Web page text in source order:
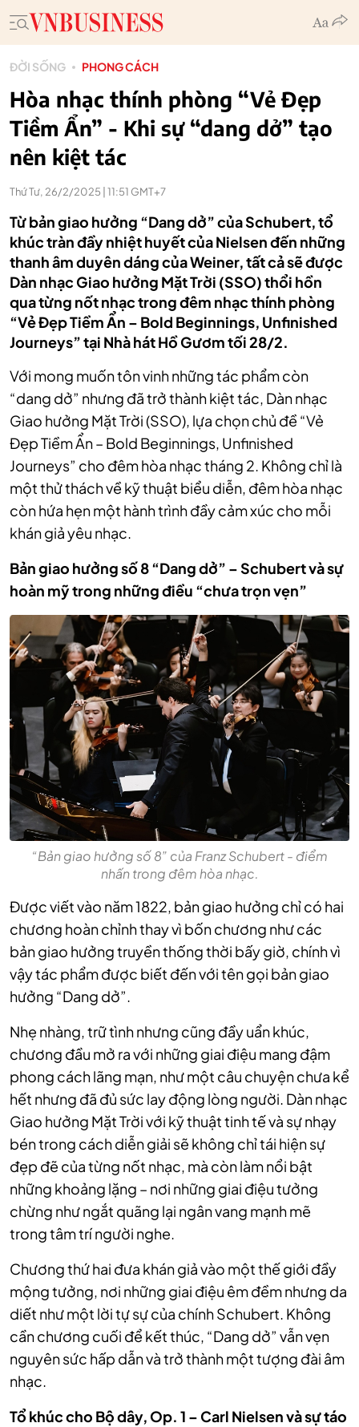
ĐỜI SỐNG PHONG CÁCH
Hòa nhạc thính phòng “Vẻ Đẹp
Tiềm Ẩn” - Khi sự “dang dở” tạo
nên kiệt tác
Thứ Tư, 26/2/2025 | 11:51 GMT+7
Từ bản giao hưởng “Dang dở” của Schubert, tổ
khúc tràn đầy nhiệt huyết của Nielsen đến những
thanh âm duyên dáng của Weiner, tất cả sẽ được
Dàn nhạc Giao hưởng Mặt Trời (SSO) thổi hồn
qua từng nốt nhạc trong đêm nhạc thính phòng
“Vẻ Đẹp Tiềm Ẩn – Bold Beginnings, Unfinished
Journeys” tại Nhà hát Hồ Gươm tối 28/2.
Với mong muốn tôn vinh những tác phẩm còn
“dang dở” nhưng đã trở thành kiệt tác, Dàn nhạc
Giao hưởng Mặt Trời (SSO), lựa chọn chủ đề “Vẻ
Đẹp Tiềm Ẩn – Bold Beginnings, Unfinished
Journeys” cho đêm hòa nhạc tháng 2. Không chỉ là
một thử thách về kỹ thuật biểu diễn, đêm hòa nhạc
còn hứa hẹn một hành trình đầy cảm xúc cho mỗi
khán giả yêu nhạc.
Bản giao hưởng số 8 “Dang dở” – Schubert và sự
hoàn mỹ trong những điều “chưa trọn vẹn”
“Bản giao hưởng số 8” của Franz Schubert - điểm
nhấn trong đêm hòa nhạc.
Được viết vào năm 1822, bản giao hưởng chỉ có hai
chương hoàn chỉnh thay vì bốn chương như các
bản giao hưởng truyền thống thời bấy giờ, chính vì
vậy tác phẩm được biết đến với tên gọi bản giao
hưởng “Dang dở”.
Nhẹ nhàng, trữ tình nhưng cũng đầy uẩn khúc,
chương đầu mở ra với những giai điệu mang đậm
phong cách lãng mạn, như một câu chuyện chưa kể
hết nhưng đã đủ sức lay động lòng người. Dàn nhạc
Giao hưởng Mặt Trời với kỹ thuật tinh tế và sự nhạy
bén trong cách diễn giải sẽ không chỉ tái hiện sự
đẹp đẽ của từng nốt nhạc, mà còn làm nổi bật
những khoảng lặng – nơi những giai điệu tưởng
chừng như ngắt quãng lại ngân vang mạnh mẽ
trong tâm trí người nghe.
Chương thứ hai đưa khán giả vào một thế giới đầy
mộng tưởng, nơi những giai điệu êm đềm nhưng da
diết như một lời tự sự của chính Schubert. Không
cần chương cuối để kết thúc, “Dang dở” vẫn vẹn
nguyên sức hấp dẫn và trở thành một tượng đài âm
nhạc.
Tổ khúc cho Bộ dây, Op. 1 – Carl Nielsen và sự táo